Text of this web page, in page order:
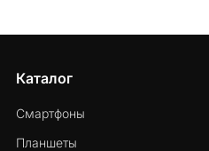
Каталог
Смартфоны
Планшеты